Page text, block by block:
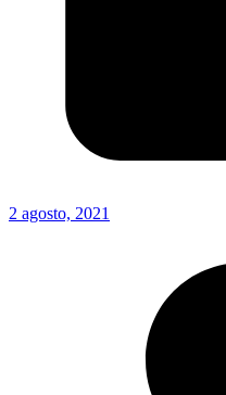
2 agosto, 2021